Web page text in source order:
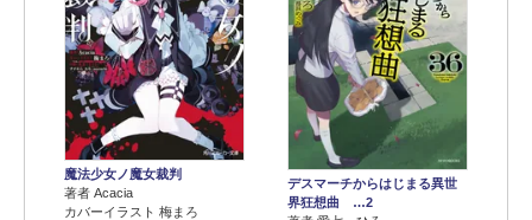
魔法少女ノ魔女裁判
著者 Acacia
カバーイラスト 梅まろ
デスマーチからはじまる異世
界狂想曲 …2